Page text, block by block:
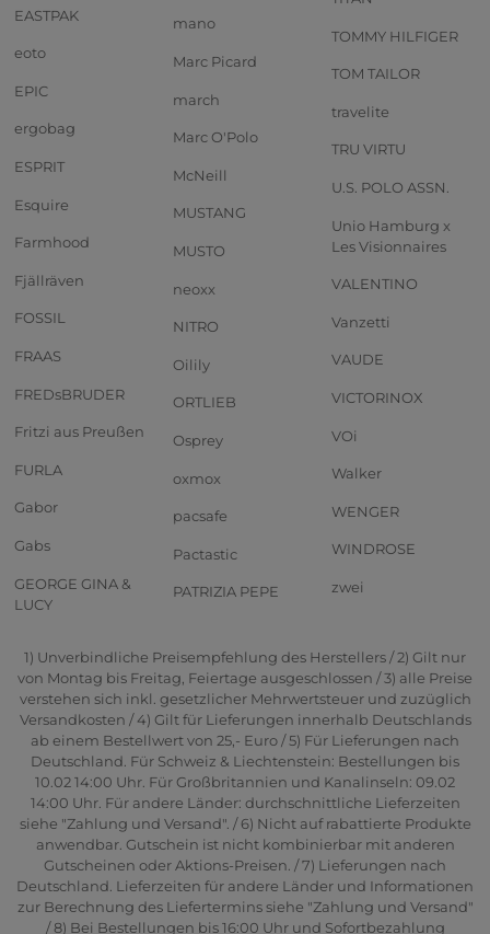
EASTPAK
eoto
EPIC
ergobag
ESPRIT
Esquire
Farmhood
Fjällräven
FOSSIL
FRAAS
FREDsBRUDER
Fritzi aus Preußen
FURLA
Gabor
Gabs
GEORGE GINA &
LUCY
mano
Marc Picard
march
Marc O'Polo
McNeill
MUSTANG
MUSTO
neoxx
NITRO
Oilily
ORTLIEB
Osprey
oxmox
pacsafe
Pactastic
PATRIZIA PEPE
TOMMY HILFIGER
TOM TAILOR
travelite
TRU VIRTU
U.S. POLO ASSN.
Unio Hamburg x
Les Visionnaires
VALENTINO
Vanzetti
VAUDE
VICTORINOX
VOi
Walker
WENGER
WINDROSE
zwei
1) Unverbindliche Preisempfehlung des Herstellers / 2) Gilt nur
von Montag bis Freitag, Feiertage ausgeschlossen / 3) alle Preise
verstehen sich inkl. gesetzlicher Mehrwertsteuer und zuzüglich
Versandkosten / 4) Gilt für Lieferungen innerhalb Deutschlands
ab einem Bestellwert von 25,- Euro / 5) Für Lieferungen nach
Deutschland. Für Schweiz & Liechtenstein: Bestellungen bis
10.02 14:00 Uhr. Für Großbritannien und Kanalinseln: 09.02
14:00 Uhr. Für andere Länder: durchschnittliche Lieferzeiten
siehe "Zahlung und Versand". / 6) Nicht auf rabattierte Produkte
anwendbar. Gutschein ist nicht kombinierbar mit anderen
Gutscheinen oder Aktions-Preisen. / 7) Lieferungen nach
Deutschland. Lieferzeiten für andere Länder und Informationen
zur Berechnung des Liefertermins siehe "Zahlung und Versand"
/ 8) Bei Bestellungen bis 16:00 Uhr und Sofortbezahlung